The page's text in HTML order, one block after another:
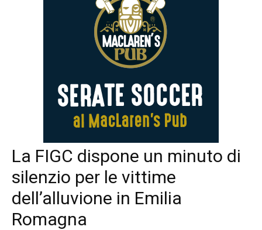
La FIGC dispone un minuto di
silenzio per le vittime
dell’alluvione in Emilia
Romagna